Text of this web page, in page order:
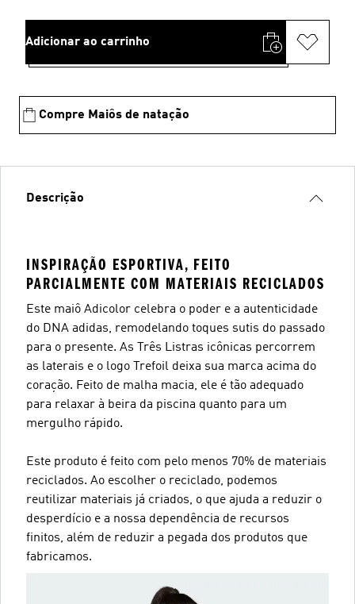
Adicionar ao carrinho
Compre Maiôs de natação
Descrição
INSPIRAÇÃO ESPORTIVA, FEITO
PARCIALMENTE COM MATERIAIS RECICLADOS
Este maiô Adicolor celebra o poder e a autenticidade
do DNA adidas, remodelando toques sutis do passado
para o presente. As Três Listras icônicas percorrem
as laterais e o logo Trefoil deixa sua marca acima do
coração. Feito de malha macia, ele é tão adequado
para relaxar à beira da piscina quanto para um
mergulho rápido.
Este produto é feito com pelo menos 70% de materiais
reciclados. Ao escolher o reciclado, podemos
reutilizar materiais já criados, o que ajuda a reduzir o
desperdício e a nossa dependência de recursos
finitos, além de reduzir a pegada dos produtos que
fabricamos.